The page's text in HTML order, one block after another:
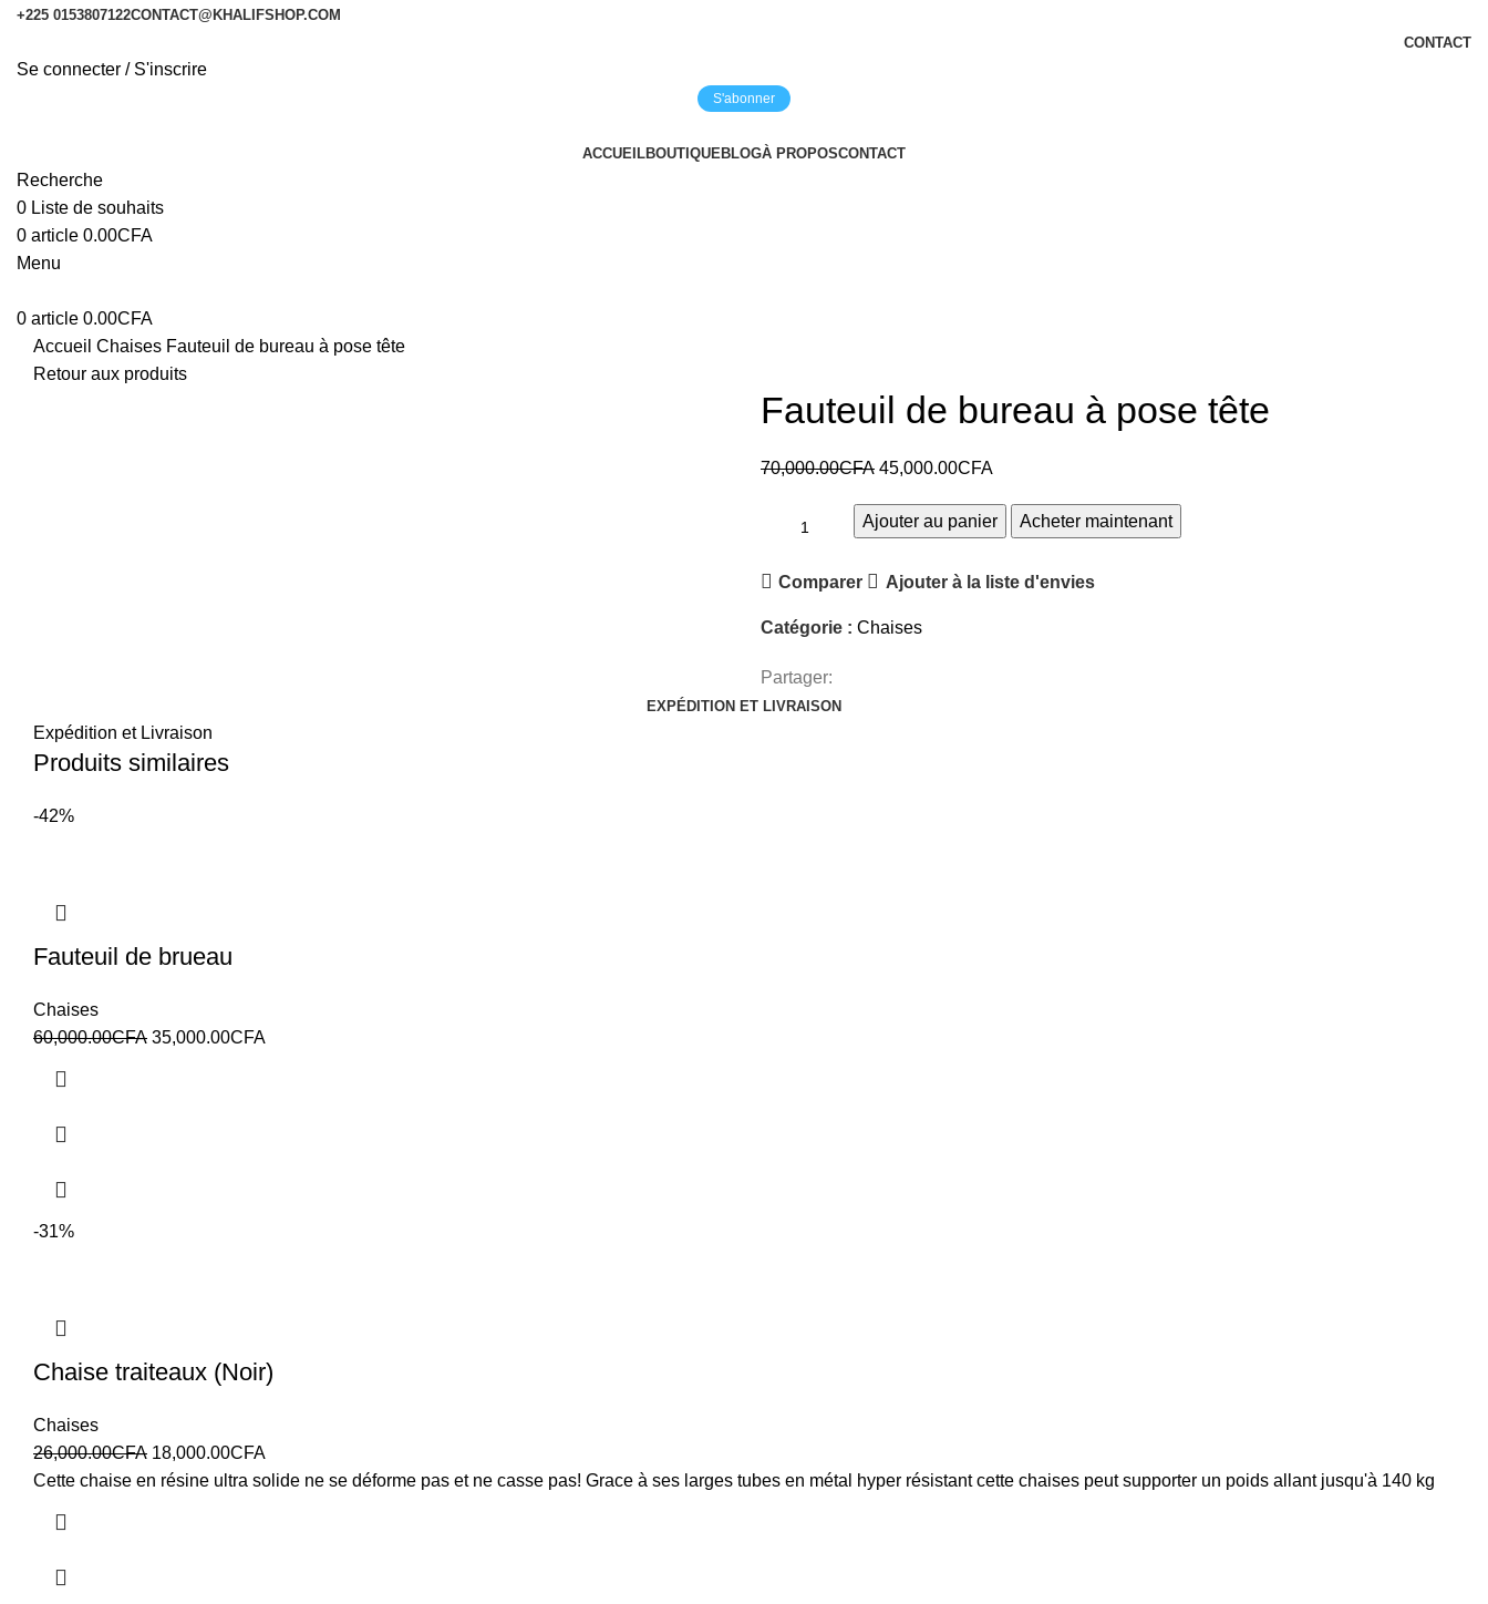
+225 0153807122CONTACT@KHALIFSHOP.COM
CONTACT
Se connecter / S'inscrire
S'abonner
ACCUEILBOUTIQUEBLOGÀ PROPOSCONTACT
Recherche
0 Liste de souhaits
0 article 0.00CFA
Menu
0 article 0.00CFA
Accueil Chaises Fauteuil de bureau à pose tête
Retour aux produits
Fauteuil de bureau à pose tête
70,000.00CFA 45,000.00CFA
Ajouter au panier Acheter maintenant
Comparer Ajouter à la liste d'envies
Catégorie : Chaises
Partager:
EXPÉDITION ET LIVRAISON
Expédition et Livraison
Produits similaires
-42%
Fauteuil de brueau
Chaises
60,000.00CFA 35,000.00CFA
-31%
Chaise traiteaux (Noir)
Chaises
26,000.00CFA 18,000.00CFA
Cette chaise en résine ultra solide ne se déforme pas et ne casse pas! Grace à ses larges tubes en métal hyper résistant cette chaises peut supporter un poids allant jusqu'à 140 kg